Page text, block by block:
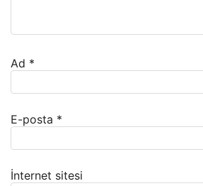
Ad *
E-posta *
İnternet sitesi